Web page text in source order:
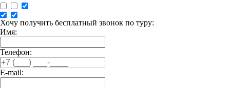
Хочу получить бесплатный звонок по туру:
Имя:
Телефон:
E-mail: